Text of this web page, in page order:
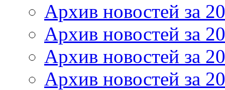
Архив новостей за
Архив новостей за
Архив новостей за
Архив новостей за